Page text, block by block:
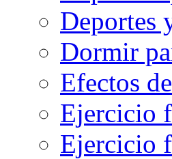
Deportes
Dormir
Efectos
Ejercicio
Ejercicio